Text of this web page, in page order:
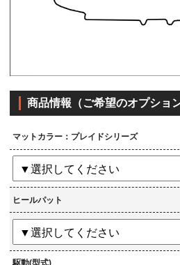
商品情報（ご希望のオプショ
マットカラー：プレイドシリーズ
ヒールパット